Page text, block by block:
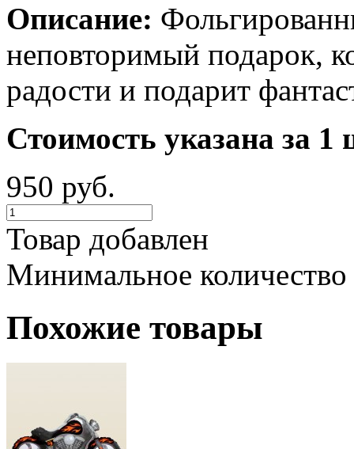
Описание:
неповторимый подарок,
радости и подарит
Стоимость указана за 1
950 руб.
Товар добавлен
Минимальное
Похожие товары